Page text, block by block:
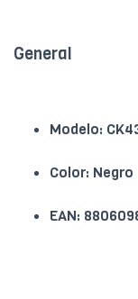
General
Modelo:
Color: Negro
EAN: